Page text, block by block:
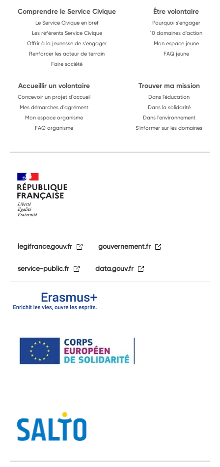
Comprendre le Service Civique
Le Service Civique en bref
Les référents Service Civique
Offrir à la jeunesse de s'engager
Renforcer les acteur de terrain
Faire société
Être volontaire
Pourquoi s'engager
10 domaines d'action
Mon espace jeune
FAQ jeune
Accueillir un volontaire
Concevoir un projet d'accueil
Mes démarches d'agrément
Mon espace organisme
FAQ organisme
Trouver ma mission
Dans l'éducation
Dans la solidarité
Dans l'environnement
S'informer sur les domaines
legifrance.gouv.fr gouvernement.fr
service-public.fr data.gouv.fr